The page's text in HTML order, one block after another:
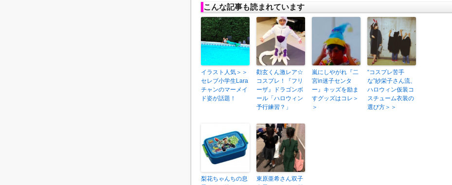
こんな記事も読まれています
イラスト人気＞＞
セレブ小学生Lara
チャンのマーメイ
ド姿が話題！
勸玄くん激レア☆
コスプレ！『フリ
ーザ』ドラゴンボ
ール「ハロウィン
予行練習？」
嵐にしやがれ『二
宮in迷子センタ
ー』キッズを励ま
すグッズはコレ＞
＞
“コスプレ苦手
な”紗栄子さん流、
ハロウィン仮装コ
スチューム衣装の
選び方＞＞
梨花ちゃんちの息
東原亜希さん双子